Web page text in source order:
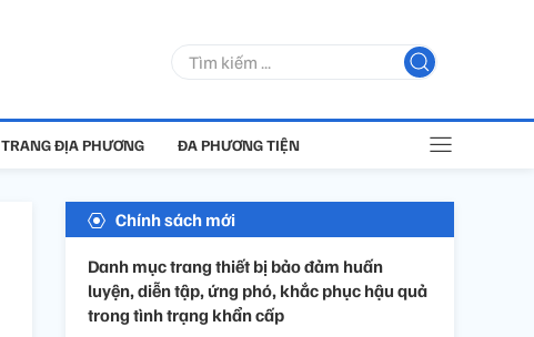
TRANG ĐỊA PHƯƠNG ĐA PHƯƠNG TIỆN
Chính sách mới
Danh mục trang thiết bị bảo đảm huấn
luyện, diễn tập, ứng phó, khắc phục hậu quả
trong tình trạng khẩn cấp